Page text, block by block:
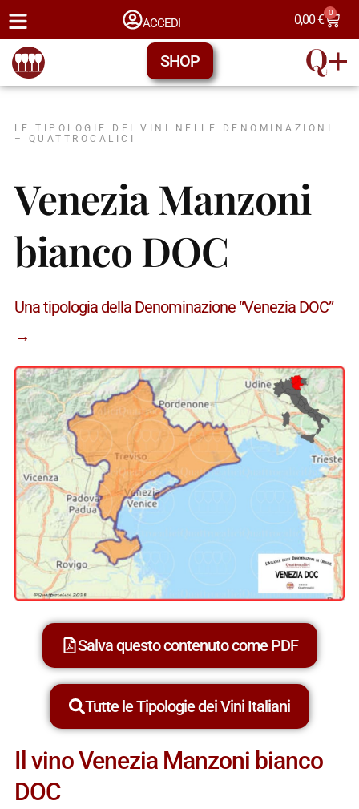
ACCEDI 0,00€ 0
SHOP
LE TIPOLOGIE DEI VINI NELLE DENOMINAZIONI
– QUATTROCALICI
Venezia Manzoni
bianco DOC
Una tipologia della Denominazione “Venezia DOC”
→
Salva questo contenuto come PDF
Tutte le Tipologie dei Vini Italiani
Il vino Venezia Manzoni bianco
DOC